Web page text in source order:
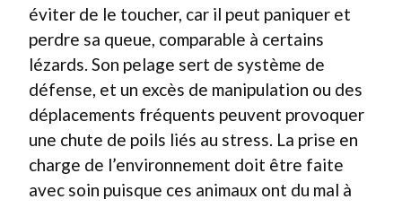
éviter de le toucher, car il peut paniquer et
perdre sa queue, comparable à certains
lézards. Son pelage sert de système de
défense, et un excès de manipulation ou des
déplacements fréquents peuvent provoquer
une chute de poils liés au stress. La prise en
charge de l’environnement doit être faite
avec soin puisque ces animaux ont du mal à